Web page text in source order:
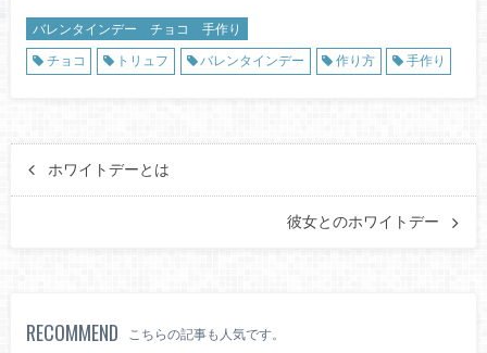
バレンタインデー チョコ 手作り
チョコ
トリュフ バレンタインデー 作り方 手作り
ホワイトデーとは
彼女とのホワイトデー
RECOMMEND こちらの記事も人気です。